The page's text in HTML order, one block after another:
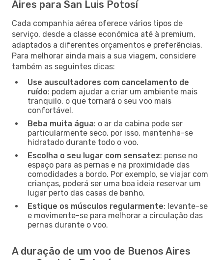
Aires para San Luis Potosí
Cada companhia aérea oferece vários tipos de
serviço, desde a classe económica até à premium,
adaptados a diferentes orçamentos e preferências.
Para melhorar ainda mais a sua viagem, considere
também as seguintes dicas:
Use auscultadores com cancelamento de
ruído: podem ajudar a criar um ambiente mais
tranquilo, o que tornará o seu voo mais
confortável.
Beba muita água: o ar da cabina pode ser
particularmente seco, por isso, mantenha-se
hidratado durante todo o voo.
Escolha o seu lugar com sensatez: pense no
espaço para as pernas e na proximidade das
comodidades a bordo. Por exemplo, se viajar com
crianças, poderá ser uma boa ideia reservar um
lugar perto das casas de banho.
Estique os músculos regularmente: levante-se
e movimente-se para melhorar a circulação das
pernas durante o voo.
A duração de um voo de Buenos Aires